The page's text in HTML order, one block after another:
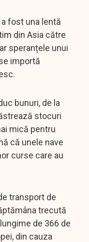
fost una lentă
din Asia către
speranțele unui
importă
bunuri, de la
stocuri
mică pentru
că unele nave
curse care au
transport de
trecută
de 366 de
din cauza